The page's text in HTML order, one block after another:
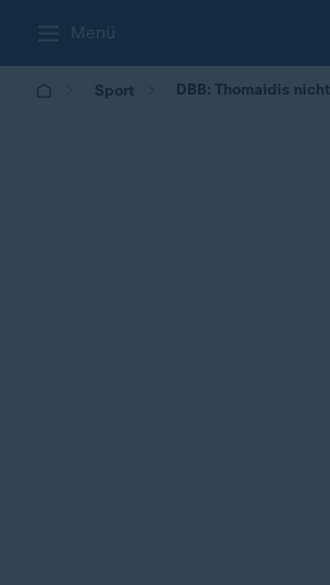
Menü
Sport DBB: Thomaidis